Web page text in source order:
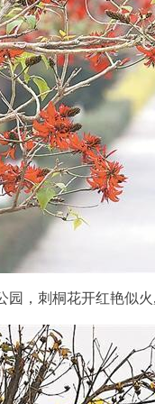
园，刺桐花开红艳似火,